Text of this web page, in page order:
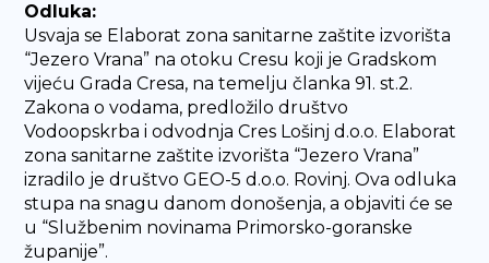
Odluka:
Usvaja se Elaborat zona sanitarne zaštite izvorišta
“Jezero Vrana” na otoku Cresu koji je Gradskom
vijeću Grada Cresa, na temelju članka 91. st.2.
Zakona o vodama, predložilo društvo
Vodoopskrba i odvodnja Cres Lošinj d.o.o. Elaborat
zona sanitarne zaštite izvorišta “Jezero Vrana”
izradilo je društvo GEO-5 d.o.o. Rovinj. Ova odluka
stupa na snagu danom donošenja, a objaviti će se
u “Službenim novinama Primorsko-goranske
županije”.